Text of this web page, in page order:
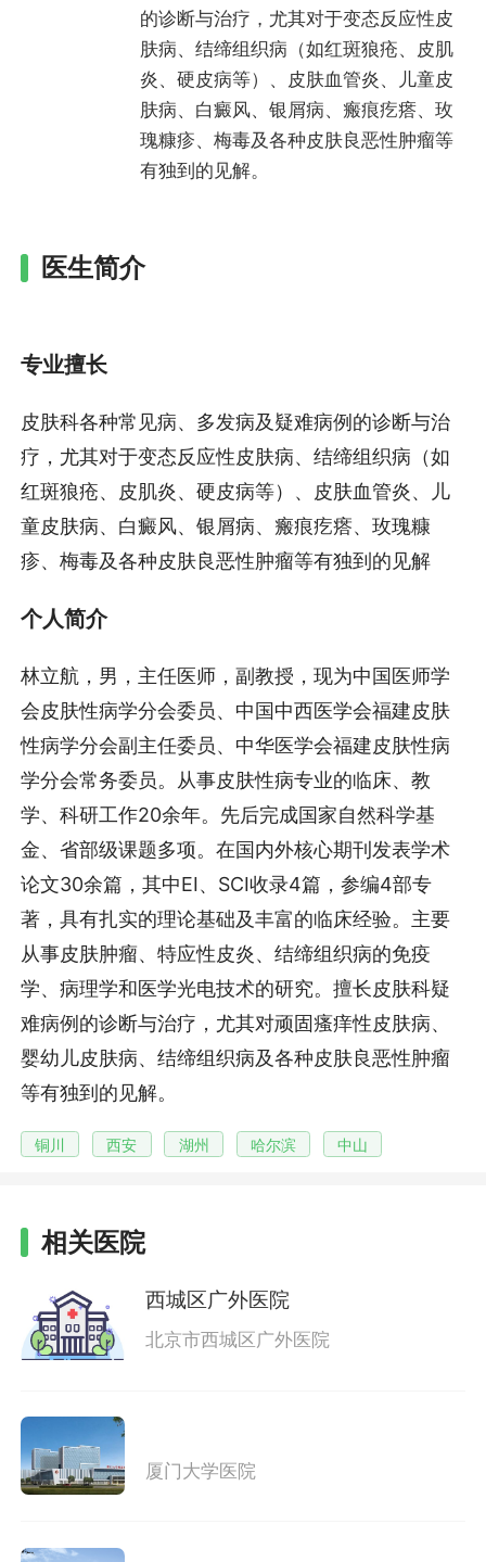
的诊断与治疗，尤其对于变态反应性皮
肤病、结缔组织病（如红斑狼疮、皮肌
炎、硬皮病等）、皮肤血管炎、儿童皮
肤病、白癜风、银屑病、瘢痕疙瘩、玫
瑰糠疹、梅毒及各种皮肤良恶性肿瘤等
有独到的见解。
医生简介
专业擅长
皮肤科各种常见病、多发病及疑难病例的诊断与治
疗，尤其对于变态反应性皮肤病、结缔组织病（如
红斑狼疮、皮肌炎、硬皮病等）、皮肤血管炎、儿
童皮肤病、白癜风、银屑病、瘢痕疙瘩、玫瑰糠
疹、梅毒及各种皮肤良恶性肿瘤等有独到的见解
个人简介
林立航，男，主任医师，副教授，现为中国医师学
会皮肤性病学分会委员、中国中西医学会福建皮肤
性病学分会副主任委员、中华医学会福建皮肤性病
学分会常务委员。从事皮肤性病专业的临床、教
学、科研工作20余年。先后完成国家自然科学基
金、省部级课题多项。在国内外核心期刊发表学术
论文30余篇，其中EI、SCI收录4篇，参编4部专
著，具有扎实的理论基础及丰富的临床经验。主要
从事皮肤肿瘤、特应性皮炎、结缔组织病的免疫
学、病理学和医学光电技术的研究。擅长皮肤科疑
难病例的诊断与治疗，尤其对顽固瘙痒性皮肤病、
婴幼儿皮肤病、结缔组织病及各种皮肤良恶性肿瘤
等有独到的见解。
铜川 西安 湖州 哈尔滨 中山
相关医院
西城区广外医院
北京市西城区广外医院
厦门大学医院